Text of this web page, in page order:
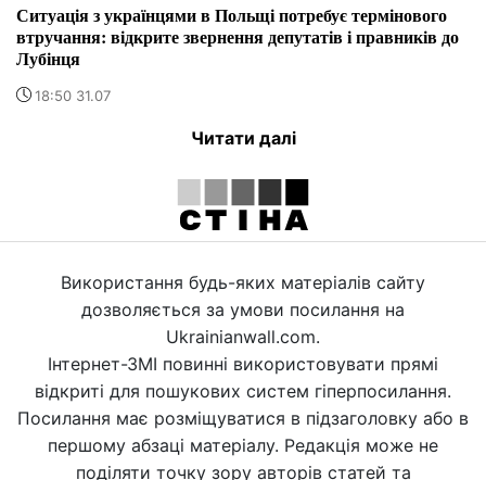
Ситуація з українцями в Польщі потребує термінового
втручання: відкрите звернення депутатів і правників до
Лубінця
18:50 31.07
Читати далі
Використання будь-яких матеріалів сайту
дозволяється за умови посилання на
Ukrainianwall.com.
Інтернет-ЗМІ повинні використовувати прямі
відкриті для пошукових систем гіперпосилання.
Посилання має розміщуватися в підзаголовку або в
першому абзаці матеріалу. Редакція може не
поділяти точку зору авторів статей та